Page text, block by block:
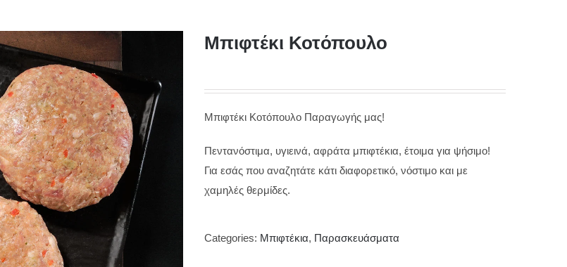
Μπιφτέκι Κοτόπουλο
Μπιφτέκι Κοτόπουλο Παραγωγής μας!
Πεντανόστιμα, υγιεινά, αφράτα μπιφτέκια, έτοιμα για ψήσιμο!
Για εσάς που αναζητάτε κάτι διαφορετικό, νόστιμο και με
χαμηλές θερμίδες.
Categories: Μπιφτέκια, Παρασκευάσματα